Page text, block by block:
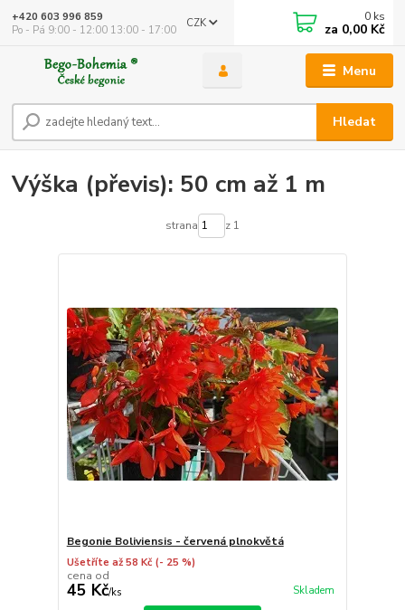
Menu
CZK
Hledat
+420 603 996 859
Po - Pá 9:00 - 12:00 13:00 - 17:00
0 ks
za 0,00 Kč
Výška (převis): 50 cm až 1 m
strana z 1
Begonie Boliviensis - červená plnokvětá
Ušetříte až 58 Kč (- 25 %)
cena od
45 Kč/ks Skladem